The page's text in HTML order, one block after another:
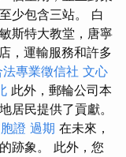
少包含三站。 白
斯特大教堂，唐寧
，運輸服務和許多
法專業徵信社 文心
此外，郵輪公司本
居民提供了貢獻。
證 過期 在未來，
跡象。 此外，您